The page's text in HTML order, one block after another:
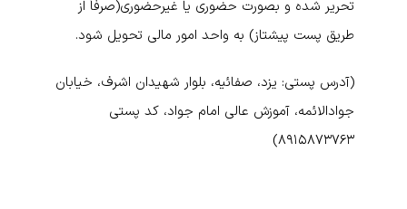
تحریر شده و بصورت حضوری یا غیرحضوری(صرفاً از
طریق پست پیشتاز) به واحد امور مالی تحویل شود.
(آدرس پستی: یزد، صفائیه، بلوار شهیدان اشرف، خیابان
جوادالائمه، آموزش عالی امام جواد، کد پستی
۸۹۱۵۸۷۳۷۶۳)